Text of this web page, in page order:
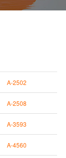
A-2502
A-2508
A-3593
A-4560